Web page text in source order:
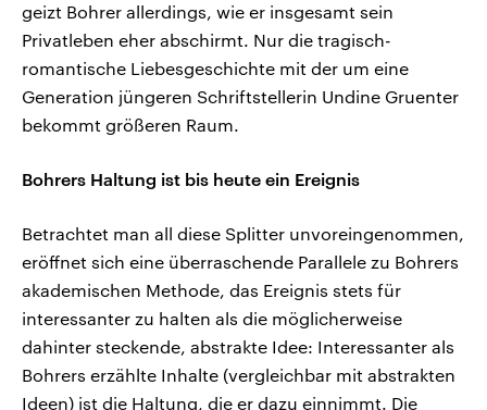
geizt Bohrer allerdings, wie er insgesamt sein
Privatleben eher abschirmt. Nur die tragisch-
romantische Liebesgeschichte mit der um eine
Generation jüngeren Schriftstellerin Undine Gruenter
bekommt größeren Raum.
Bohrers Haltung ist bis heute ein Ereignis
Betrachtet man all diese Splitter unvoreingenommen,
eröffnet sich eine überraschende Parallele zu Bohrers
akademischen Methode, das Ereignis stets für
interessanter zu halten als die möglicherweise
dahinter steckende, abstrakte Idee: Interessanter als
Bohrers erzählte Inhalte (vergleichbar mit abstrakten
Ideen) ist die Haltung, die er dazu einnimmt. Die